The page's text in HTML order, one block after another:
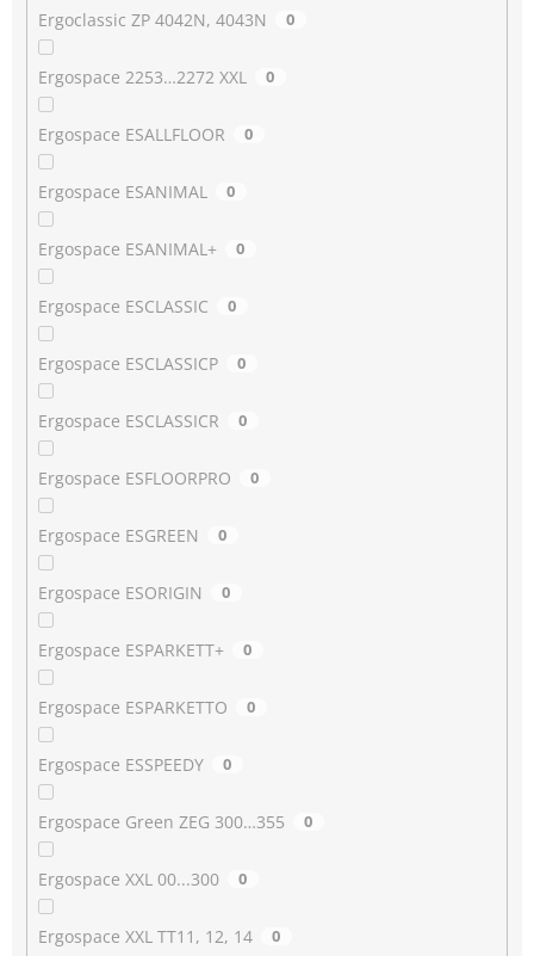
Ergoclassic ZP 4042N, 4043N 0
Ergospace 2253…2272 XXL 0
Ergospace ESALLFLOOR 0
Ergospace ESANIMAL 0
Ergospace ESANIMAL+ 0
Ergospace ESCLASSIC 0
Ergospace ESCLASSICP 0
Ergospace ESCLASSICR 0
Ergospace ESFLOORPRO 0
Ergospace ESGREEN 0
Ergospace ESORIGIN 0
Ergospace ESPARKETT+ 0
Ergospace ESPARKETTO 0
Ergospace ESSPEEDY 0
Ergospace Green ZEG 300…355 0
Ergospace XXL 00...300 0
Ergospace XXL TT11, 12, 14 0